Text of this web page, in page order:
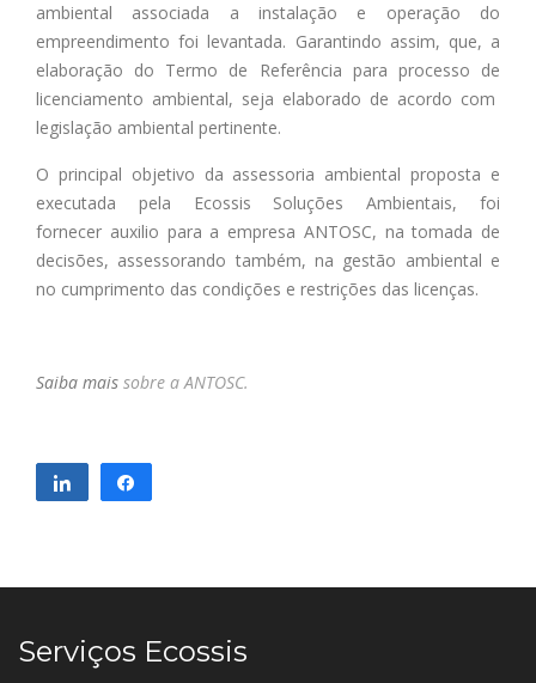
ambiental associada a instalação e operação do
empreendimento foi levantada. Garantindo assim, que, a
elaboração do Termo de Referência para processo de
licenciamento ambiental, seja elaborado de acordo com
legislação ambiental pertinente.
O principal objetivo da assessoria ambiental proposta e
executada pela Ecossis Soluções Ambientais, foi
fornecer auxilio para a empresa ANTOSC, na tomada de
decisões, assessorando também, na gestão ambiental e
no cumprimento das condições e restrições das licenças.
Saiba mais sobre a ANTOSC.
Compartilhar
Serviços Ecossis